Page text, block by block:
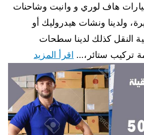
هاف لوري و وانيت وشاحنات
ولدينا ونشات هيدروليك أو
النقل كذلك لدينا سطحات
تركيب ستائر،… اقرأ المزيد